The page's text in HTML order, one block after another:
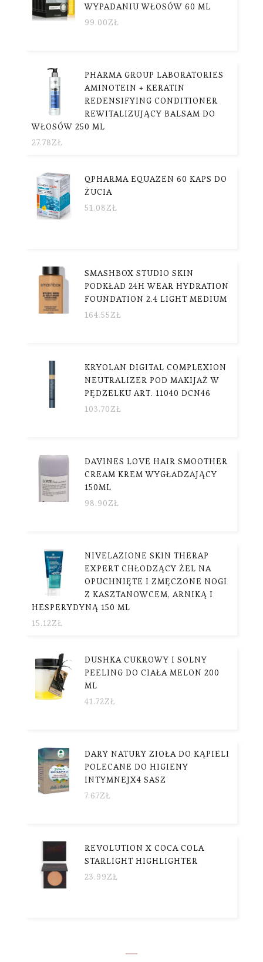
WYPADANIU WŁOSÓW 60 ML
99.00ZŁ
PHARMA GROUP LABORATORIES
AMINOTEIN + KERATIN
REDENSIFYING CONDITIONER
REWITALIZUJĄCY BALSAM DO
WŁOSÓW 250 ML
27.78ZŁ
QPHARMA EQUAZEN 60 KAPS DO
ŻUCIA
51.08ZŁ
SMASHBOX STUDIO SKIN
PODKŁAD 24H WEAR HYDRATION
FOUNDATION 2.4 LIGHT MEDIUM
164.55ZŁ
KRYOLAN DIGITAL COMPLEXION
NEUTRALIZER POD MAKIJAŻ W
PĘDZELKU ART. 11040 DCN46
103.70ZŁ
DAVINES LOVE HAIR SMOOTHER
CREAM KREM WYGŁADZAJĄCY
150ML
98.90ZŁ
NIVELAZIONE SKIN THERAP
EXPERT CHŁODZĄCY ŻEL NA
OPUCHNIĘTE I ZMĘCZONE NOGI
Z KASZTANOWCEM, ARNIKĄ I
HESPERYDYNĄ 150 ML
15.12ZŁ
DUSHKA CUKROWY I SOLNY
PEELING DO CIAŁA MELON 200
ML
41.72ZŁ
DARY NATURY ZIOŁA DO KĄPIELI
POLECANE DO HIGIENY
INTYMNEJX4 SASZ
7.67ZŁ
REVOLUTION X COCA COLA
STARLIGHT HIGHLIGHTER
23.99ZŁ